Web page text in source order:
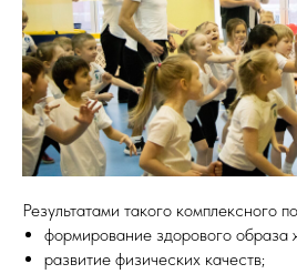
Результатами такого комплексного
формирование здорового образа
развитие физических качеств;